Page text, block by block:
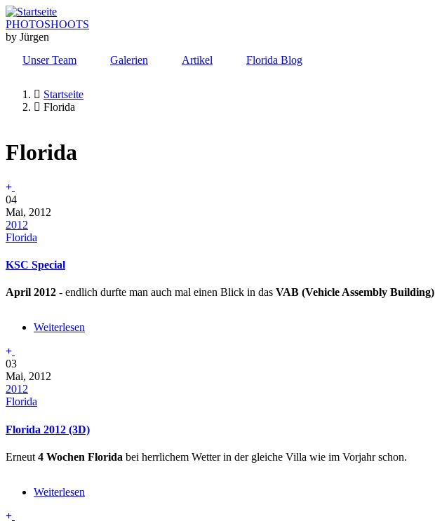
Direkt
zum
Inhalt
PHOTOSHOOTS
by Jürgen
Unser Team
Galerien Artikel Florida Blog
Pfadnavigation
Startseite
Florida
Florida
04
Mai, 2012
2012
Florida
KSC Special
April 2012 - endlich durfte man auch mal einen Blick in das VAB (Vehicle Assembly Building)
Weiterlesen
03
Mai, 2012
2012
Florida
Florida 2012 (3D)
Erneut 4 Wochen Florida bei herrlichem Wetter in der gleiche Villa wie im Vorjahr schon.
Weiterlesen